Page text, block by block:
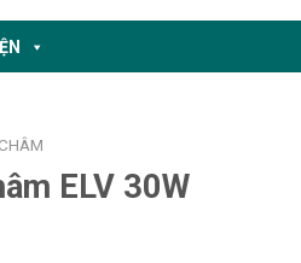
ELV 30W